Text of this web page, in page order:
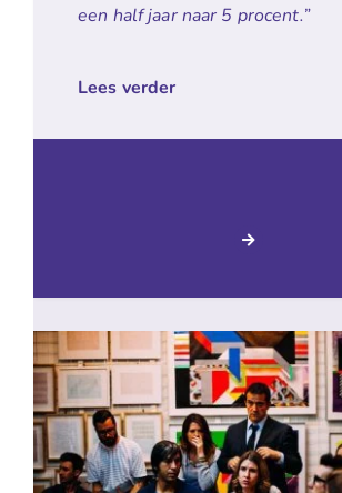
een half jaar naar 5 procent.”
Lees verder